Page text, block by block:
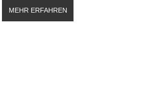
MEHR ERFAHREN